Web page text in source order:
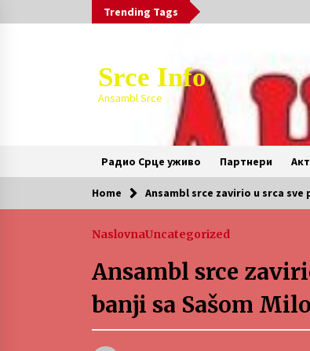
to
Trending Tags
Srce Info
Ansambl Srce
Радио Срце уживо Партнери
Trending Now
002
1 month ago
Home Ansambl srce zavirio u srca
NaslovnaUncategorized
Ansambl srce
banji sa Sašom